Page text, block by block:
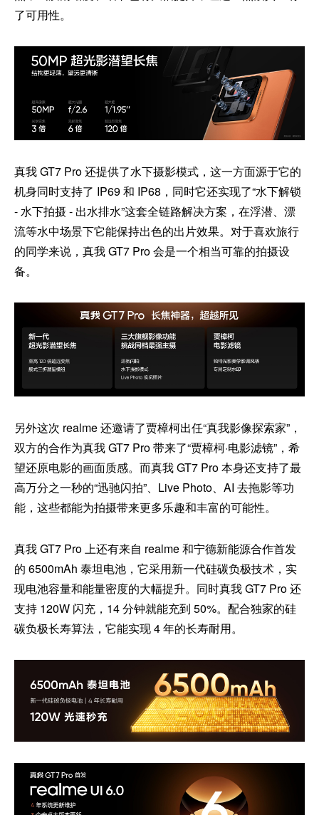
了可用性。
真我 GT7 Pro 还提供了水下摄影模式，这一方面源于它的
机身同时支持了 IP69 和 IP68，同时它还实现了“水下解锁
- 水下拍摄 - 出水排水”这套全链路解决方案，在浮潜、漂
流等水中场景下它能保持出色的出片效果。对于喜欢旅行
的同学来说，真我 GT7 Pro 会是一个相当可靠的拍摄设
备。
另外这次 realme 还邀请了贾樟柯出任“真我影像探索家”，
双方的合作为真我 GT7 Pro 带来了“贾樟柯·电影滤镜”，希
望还原电影的画面质感。而真我 GT7 Pro 本身还支持了最
高万分之一秒的“迅驰闪拍”、Live Photo、AI 去拖影等功
能，这些都能为拍摄带来更多乐趣和丰富的可能性。
真我 GT7 Pro 上还有来自 realme 和宁德新能源合作首发
的 6500mAh 泰坦电池，它采用新一代硅碳负极技术，实
现电池容量和能量密度的大幅提升。同时真我 GT7 Pro 还
支持 120W 闪充，14 分钟就能充到 50%。配合独家的硅
碳负极长寿算法，它能实现 4 年的长寿耐用。